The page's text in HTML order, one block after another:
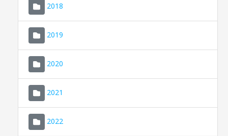
2018
2019
2020
2021
2022